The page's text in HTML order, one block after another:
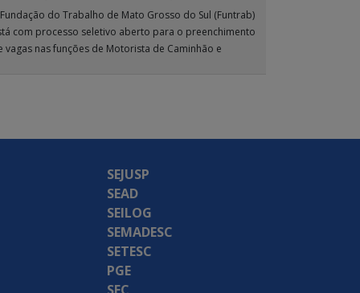
do Trabalho de Mato Grosso do Sul (Funtrab)
com processo seletivo aberto para o preenchimento
vagas nas funções de Motorista de Caminhão e
SEJUSP
SEAD
SEILOG
SEMADESC
SETESC
PGE